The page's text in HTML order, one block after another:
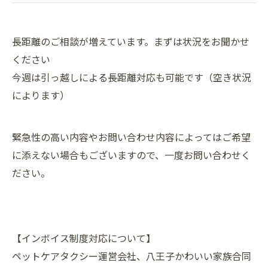
長距離のご相談が増えています。まずは状況をお聞かせ
ください
今週は引っ越しによる長距離対応も可能です（空き状況
によります）
緊急性の高い内容やお問い合わせ内容によってはご希望
に添えない場合もございますので、一度お問い合わせく
ださい。
【インボイス制度対応について】
ペットケアタクシー運営会社、八王子かわいい家族合同